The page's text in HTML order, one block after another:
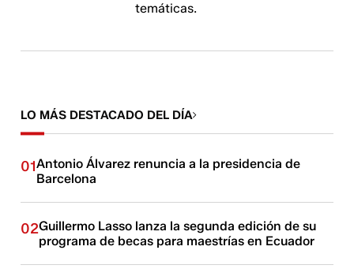
temáticas.
LO MÁS DESTACADO DEL DÍA
01Antonio Álvarez renuncia a la presidencia de
Barcelona
02Guillermo Lasso lanza la segunda edición de su
programa de becas para maestrías en Ecuador